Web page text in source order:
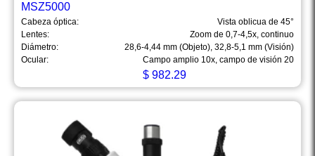
MSZ5000
Cabeza óptica:
Vista oblicua de 45°
Lentes:
Zoom de 0,7-4,5x, continuo
Diámetro:
28,6-4,44 mm (Objeto), 32,8-5,1 mm (Visión)
Ocular:
Campo amplio 10x, campo de visión 20
$ 982.29